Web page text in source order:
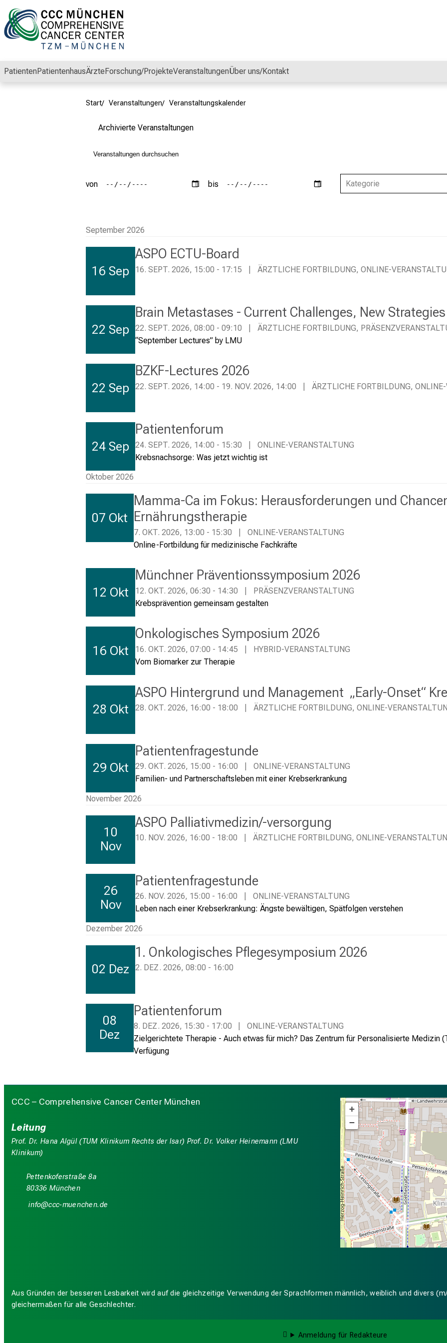
PatientenPatientenhausÄrzteForschung/ProjekteVeranstaltungenÜber uns/Kontakt
Start Veranstaltungen Veranstaltungskalender
Archivierte Veranstaltungen
von bis Kategorie
September 2026
16 Sep
ASPO ECTU-Board
16. SEPT. 2026, 15:00 - 17:15 ÄRZTLICHE FORTBILDUNG, ONLINE-
22 Sep
Brain Metastases - Current Challenges, New Strategies
22. SEPT. 2026, 08:00 - 09:10
ÄRZTLICHE FORTBILDUNG,
“September Lectures” by LMU
22 Sep
BZKF-Lectures 2026
22. SEPT. 2026, 14:00 - 19. NOV. 2026, 14:00 ÄRZTLICHE FORTBILDUNG,
24 Sep
Patientenforum
24. SEPT. 2026, 14:00 - 15:30
ONLINE-VERANSTALTUNG
Krebsnachsorge: Was jetzt wichtig ist
Oktober 2026
07 Okt
Mamma-Ca im Fokus: Herausforderungen und
Ernährungstherapie
7. OKT. 2026, 13:00 - 15:30
ONLINE-VERANSTALTUNG
Online-Fortbildung für medizinische Fachkräfte
12 Okt
Münchner Präventionssymposium 2026
12. OKT. 2026, 06:30 - 14:30
PRÄSENZVERANSTALTUNG
Krebsprävention gemeinsam gestalten
16 Okt
Onkologisches Symposium 2026
16. OKT. 2026, 07:00 - 14:45
HYBRID-VERANSTALTUNG
Vom Biomarker zur Therapie
28 Okt
ASPO Hintergrund und Management „Early-Onset“
28. OKT. 2026, 16:00 - 18:00 ÄRZTLICHE FORTBILDUNG, ONLINE-
29 Okt
Patientenfragestunde
29. OKT. 2026, 15:00 - 16:00
ONLINE-VERANSTALTUNG
Familien- und Partnerschaftsleben mit einer Krebserkrankung
November 2026
10
Nov
ASPO Palliativmedizin/-versorgung
10. NOV. 2026, 16:00 - 18:00 ÄRZTLICHE FORTBILDUNG, ONLINE-
26
Nov
Patientenfragestunde
26. NOV. 2026, 15:00 - 16:00
ONLINE-VERANSTALTUNG
Leben nach einer Krebserkrankung: Ängste bewältigen, Spätfolgen verstehen
Dezember 2026
02 Dez
1. Onkologisches Pflegesymposium 2026
2. DEZ. 2026, 08:00 - 16:00
08
Dez
Patientenforum
8. DEZ. 2026, 15:30 - 17:00
ONLINE-VERANSTALTUNG
Zielgerichtete Therapie - Auch etwas für mich? Das Zentrum für Personalisierte Medizin
Verfügung
CCC – Comprehensive Cancer Center München
Leitung
Prof. Dr. Hana Algül (TUM Klinikum Rechts der Isar) Prof. Dr. Volker Heinemann (LMU
Klinikum)
Pettenkoferstraße 8a
80336 München
luwü
yyy_vfi;ua,yziu; mi
+
−
Aus Gründen der besseren Lesbarkeit wird auf die gleichzeitige Verwendung der Sprachformen männlich, weiblich und divers
gleichermaßen für alle Geschlechter.
Anmeldung für Redakteure